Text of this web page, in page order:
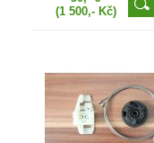
(1 500,- Kč)